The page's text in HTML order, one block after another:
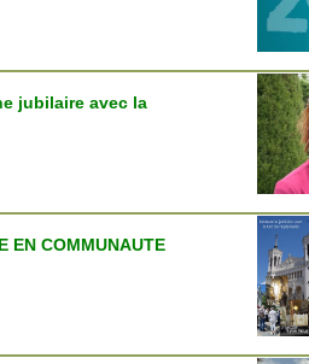
jubilaire avec la
EN COMMUNAUTE